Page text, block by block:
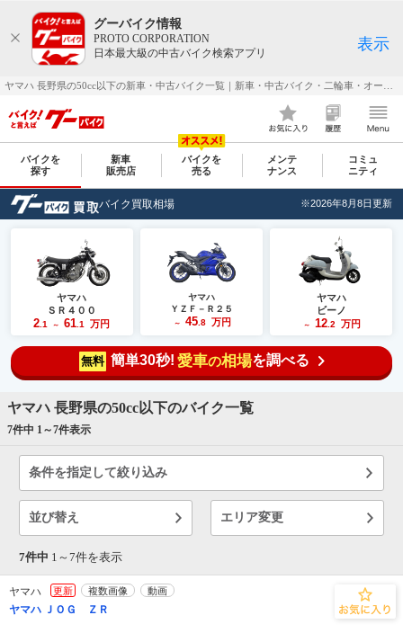
グーバイク情報
PROTO CORPORATION
日本最大級の中古バイク検索アプリ
表示
バイクを
探す
新車
販売店
バイクを
売る
メンテ
ナンス
コミュ
ニティ
バイク買取相場 ※2026年8月8日更新
ヤマハ
ＳＲ４００
2 .1 ～ 61 .1 万円
ヤマハ
ＹＺＦ－Ｒ２５
～ 45.8 万円
ヤマハ
ビーノ
～ 12.2 万円
無料 簡単30秒! 愛車の相場を調べる
ヤマハ 長野県の50cc以下のバイク一覧
7件中 1～7件表示
条件を指定して絞り込み
並び替え エリア変更
7件中 1～ 7件を表示
ヤマハ 更新 複数画像 動画
ヤマハ ＪＯＧ ＺＲ